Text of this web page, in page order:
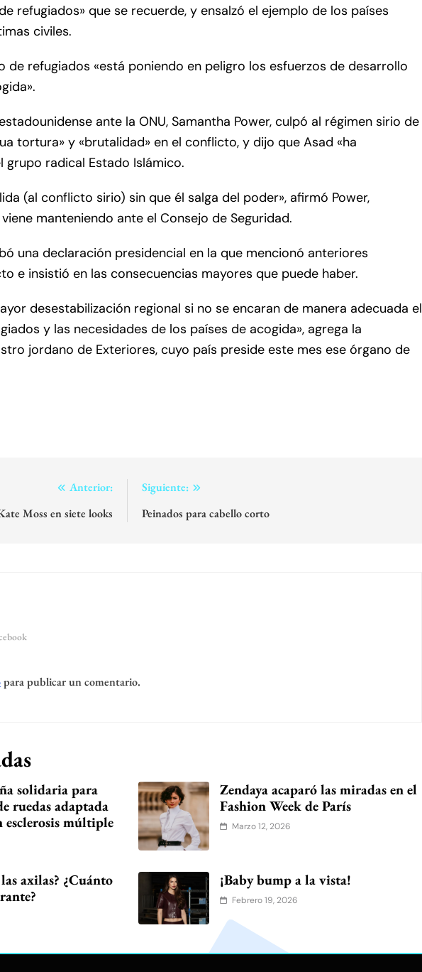
refugiados» que se recuerde, y ensalzó el ejemplo de los países
civiles.
de refugiados «está poniendo en peligro los esfuerzos de desarrollo
ante la ONU, Samantha Power, culpó al régimen sirio de
tortura» y «brutalidad» en el conflicto, y dijo que Asad «ha
radical Estado Islámico.
(al conflicto sirio) sin que él salga del poder», afirmó Power,
manteniendo ante el Consejo de Seguridad.
una declaración presidencial en la que mencionó anteriores
e insistió en las consecuencias mayores que puede haber.
desestabilización regional si no se encaran de manera adecuada el
y las necesidades de los países de acogida», agrega la
jordano de Exteriores, cuyo país preside este mes ese órgano de
Anterior:
Moss en siete looks
Siguiente:
Peinados para cabello corto
para publicar un comentario.
solidaria para
ruedas adaptada
esclerosis múltiple
Zendaya acaparó las miradas en el
Fashion Week de París
Marzo 12, 2026
axilas? ¿Cuánto
¡Baby bump a la vista!
Febrero 19, 2026